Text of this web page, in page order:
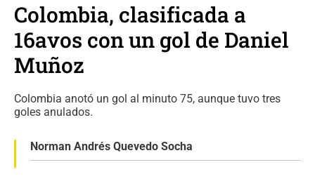
Colombia, clasificada a
16avos con un gol de Daniel
Muñoz
Colombia anotó un gol al minuto 75, aunque tuvo tres
goles anulados.
Norman Andrés Quevedo Socha